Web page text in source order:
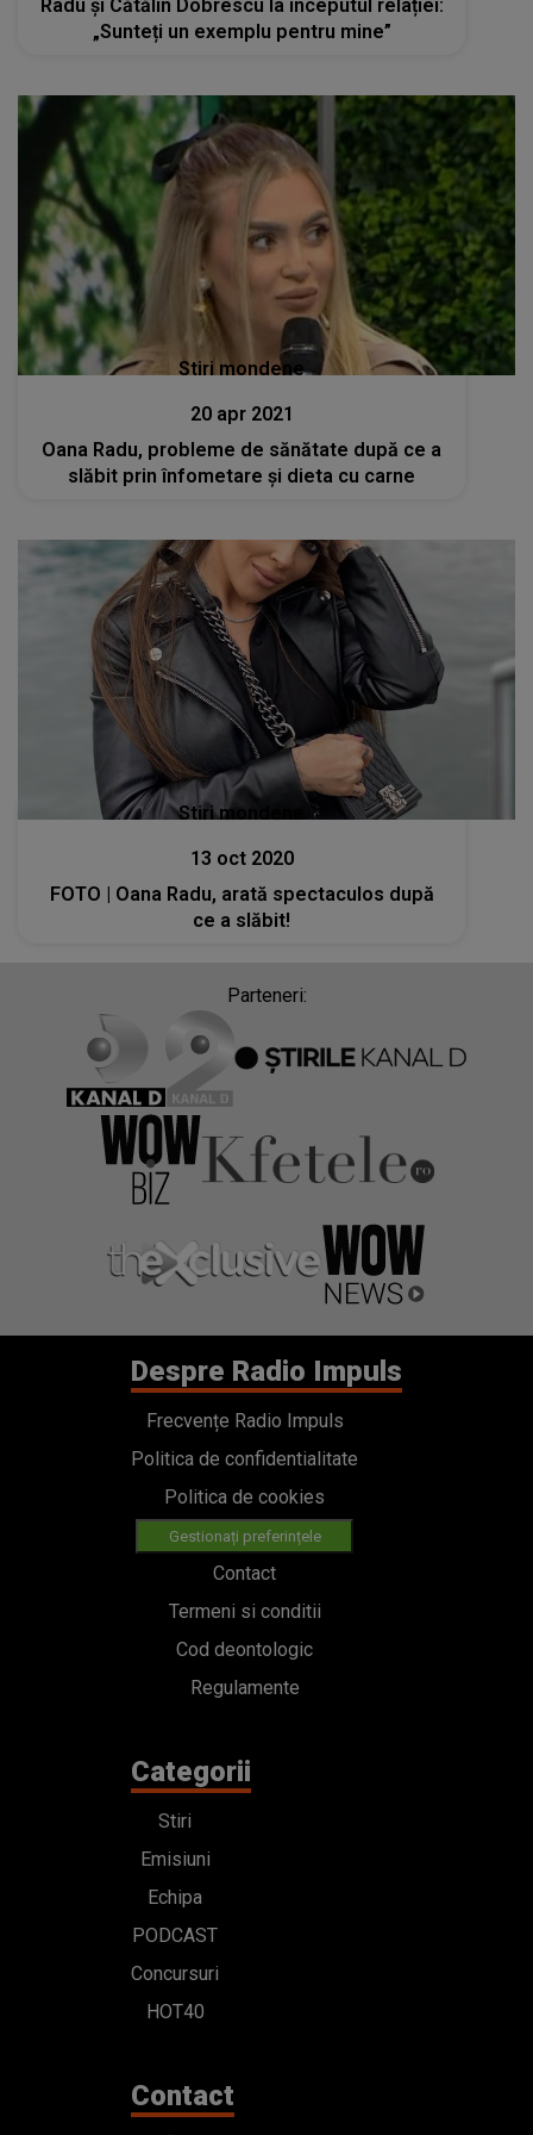
Radu și Cătălin Dobrescu la începutul relației:
„Sunteți un exemplu pentru mine”
Stiri mondene
20 apr 2021
Oana Radu, probleme de sănătate după ce a
slăbit prin înfometare și dieta cu carne
Stiri mondene
13 oct 2020
FOTO | Oana Radu, arată spectaculos după
ce a slăbit!
Parteneri:
Despre Radio Impuls
Frecvențe Radio Impuls
Politica de confidentialitate
Politica de cookies
Gestionați preferințele
Contact
Termeni si conditii
Cod deontologic
Regulamente
Categorii
Stiri
Emisiuni
Echipa
PODCAST
Concursuri
HOT40
Contact